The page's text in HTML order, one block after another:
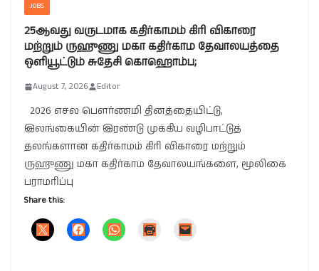
JOBS
25ஆவது வருடமாக கதிர்காமம் கிரி விகாரை
மற்றும் ருஹுணு மகா கதிர்காம தேவாலயத்தை
ஒளியூட்டும் சுதேசி கொஹொம்ப;
August 7, 2026 Editor
2026 எசல பௌர்ணமி தினத்தையிட்டு,
இலங்கையின் இரண்டு முக்கிய வழிபாட்டுத்
தலங்களான கதிர்காமம் கிரி விகாரை மற்றும்
ருஹுணு மகா கதிர்காம தேவாலயங்களை, மூலிகை
பராமரிப்பு
Share this: